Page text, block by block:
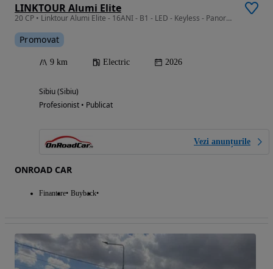
LINKTOUR Alumi Elite
20 CP • Linktour Alumi Elite - 16ANI - B1 - LED - Keyless - Panoramic - Piele
Promovat
9 km Electric 2026
Sibiu (Sibiu)
Profesionist • Publicat
Vezi anunțurile
ONROAD CAR
Finantare Buyback